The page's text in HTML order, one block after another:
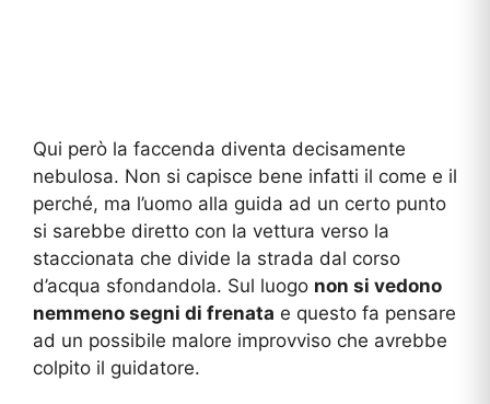
Qui però la faccenda diventa decisamente
nebulosa. Non si capisce bene infatti il come e il
perché, ma l’uomo alla guida ad un certo punto
si sarebbe diretto con la vettura verso la
staccionata che divide la strada dal corso
d’acqua sfondandola. Sul luogo non si vedono
nemmeno segni di frenata e questo fa pensare
ad un possibile malore improvviso che avrebbe
colpito il guidatore.